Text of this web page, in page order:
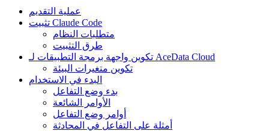
عملية التقديم
تثبيت Claude Code
متطلبات النظام
طرق التثبيت
تكوين واجهة برمجة التطبيقات لـ AceData Cloud
تكوين متغيرات البيئة
البدء في الاستخدام
بدء وضع التفاعل
الأوامر الشائعة
أوامر وضع التفاعل
أمثلة على التفاعل في المحادثة